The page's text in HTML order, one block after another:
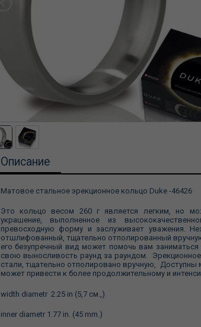
Описание
Матовое стальное эрекционное кольцо Duke -46426
Это кольцо весом 260 г является легким, но
украшение, выполненное из
превосходную форму и заслуживает уважения.
отшлифованный, тщательно отполированный
его безупречный вид может помочь вам
свою выносливость раунд за раундом.
стали, тщательно отполировано вручную,
может привести к более продолжительному и
width diametr 2.25 in (5,7 см.,)
inner diametr 1.77 in. (45 mm.)